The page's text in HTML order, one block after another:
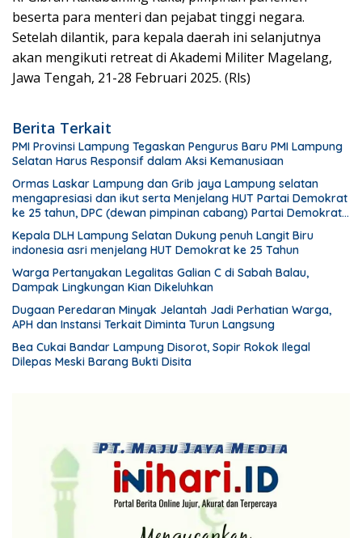
beserta para menteri dan pejabat tinggi negara.
Setelah dilantik, para kepala daerah ini selanjutnya
akan mengikuti retreat di Akademi Militer Magelang,
Jawa Tengah, 21-28 Februari 2025. (Rls)
Berita Terkait
PMI Provinsi Lampung Tegaskan Pengurus Baru PMI Lampung
Selatan Harus Responsif dalam Aksi Kemanusiaan
Ormas Laskar Lampung dan Grib jaya Lampung selatan
mengapresiasi dan ikut serta Menjelang HUT Partai Demokrat
ke 25 tahun, DPC (dewan pimpinan cabang) Partai Demokrat
Lampung Selatan gelar aksi bersih-bersih pantai dan
menanam pohon
Kepala DLH Lampung Selatan Dukung penuh Langit Biru
indonesia asri menjelang HUT Demokrat ke 25 Tahun
Warga Pertanyakan Legalitas Galian C di Sabah Balau,
Dampak Lingkungan Kian Dikeluhkan
Dugaan Peredaran Minyak Jelantah Jadi Perhatian Warga,
APH dan Instansi Terkait Diminta Turun Langsung
Bea Cukai Bandar Lampung Disorot, Sopir Rokok Ilegal
Dilepas Meski Barang Bukti Disita